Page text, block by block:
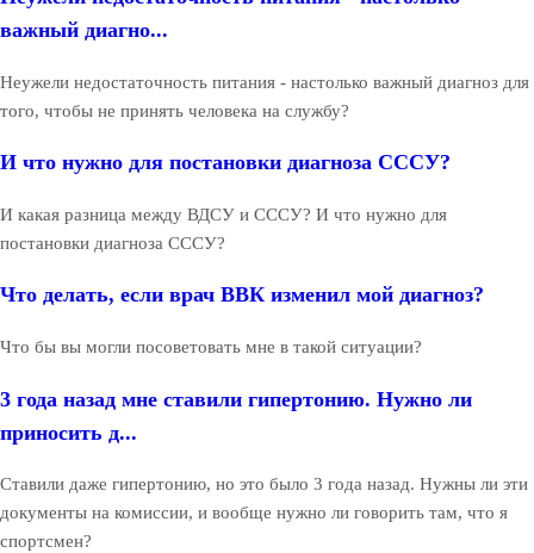
важный диагно...
Неужели недостаточность питания - настолько важный диагноз для
того, чтобы не принять человека на службу?
И что нужно для постановки диагноза СССУ?
И какая разница между ВДСУ и СССУ? И что нужно для
постановки диагноза СССУ?
Что делать, если врач ВВК изменил мой диагноз?
Что бы вы могли посоветовать мне в такой ситуации?
3 года назад мне ставили гипертонию. Нужно ли
приносить д...
Ставили даже гипертонию, но это было 3 года назад. Нужны ли эти
документы на комиссии, и вообще нужно ли говорить там, что я
спортсмен?